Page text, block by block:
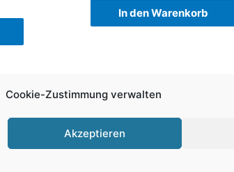
Cookie-Zustimmung verwalten
Akzeptieren
In den Warenkorb
(EU) Datenschutz Impressum